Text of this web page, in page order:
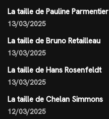
La taille de Pauline Parmentier
13/03/2025
La taille de Bruno Retailleau
13/03/2025
La taille de Hans Rosenfeldt
13/03/2025
La taille de Chelan Simmons
12/03/2025